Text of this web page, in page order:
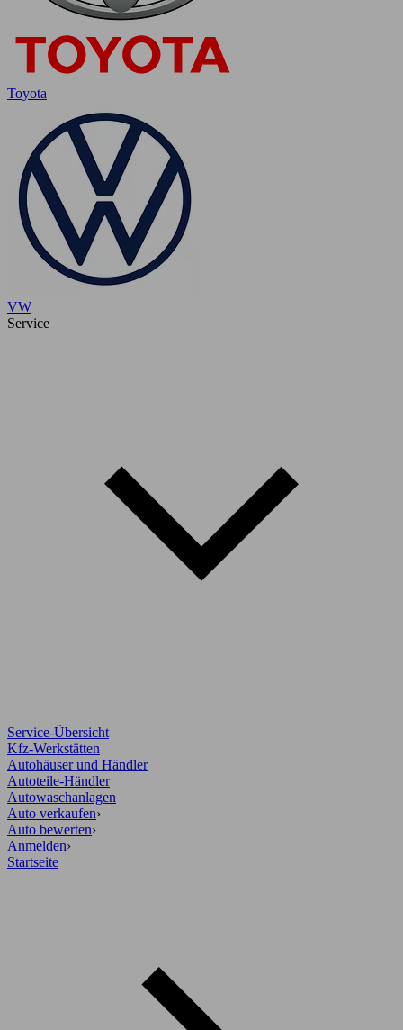
Toyota
VW
Service
Service-Übersicht
Kfz-Werkstätten
Autohäuser und Händler
Autoteile-Händler
Autowaschanlagen
Auto verkaufen›
Auto bewerten›
Anmelden›
Startseite